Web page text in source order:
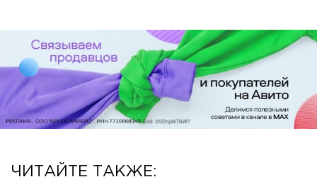
ЧИТАЙТЕ ТАКЖЕ: